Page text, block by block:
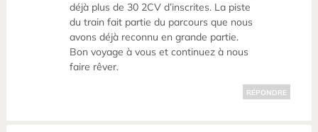
déjà plus de 30 2CV d’inscrites. La piste
du train fait partie du parcours que nous
avons déjà reconnu en grande partie.
Bon voyage à vous et continuez à nous
faire rêver.
RÉPONDRE